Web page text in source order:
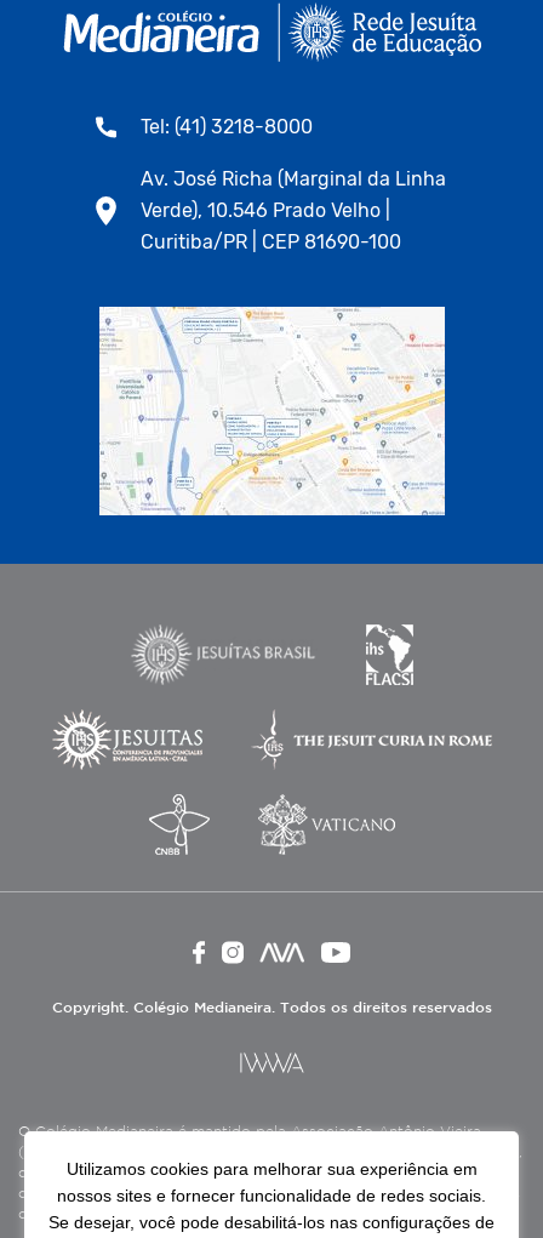
Tel: (41) 3218-8000
Av. José Richa (Marginal da Linha
Verde), 10.546 Prado Velho |
Curitiba/PR | CEP 81690-100
Copyright. Colégio Medianeira. Todos os direitos reservados
O Colégio Medianeira é mantido pela Associação Antônio Vieira
(ASAV), instituição de direito privado sem fins lucrativos, filantrópica,
de natureza educativa, cultural, assistencial e beneficente, certificada
como Entidade Beneficente de Assistência Social (CEBAS), nas áreas
de educação e assistência social.
Utilizamos cookies para melhorar sua experiência em
nossos sites e fornecer funcionalidade de redes sociais.
Se desejar, você pode desabilitá-los nas configurações de